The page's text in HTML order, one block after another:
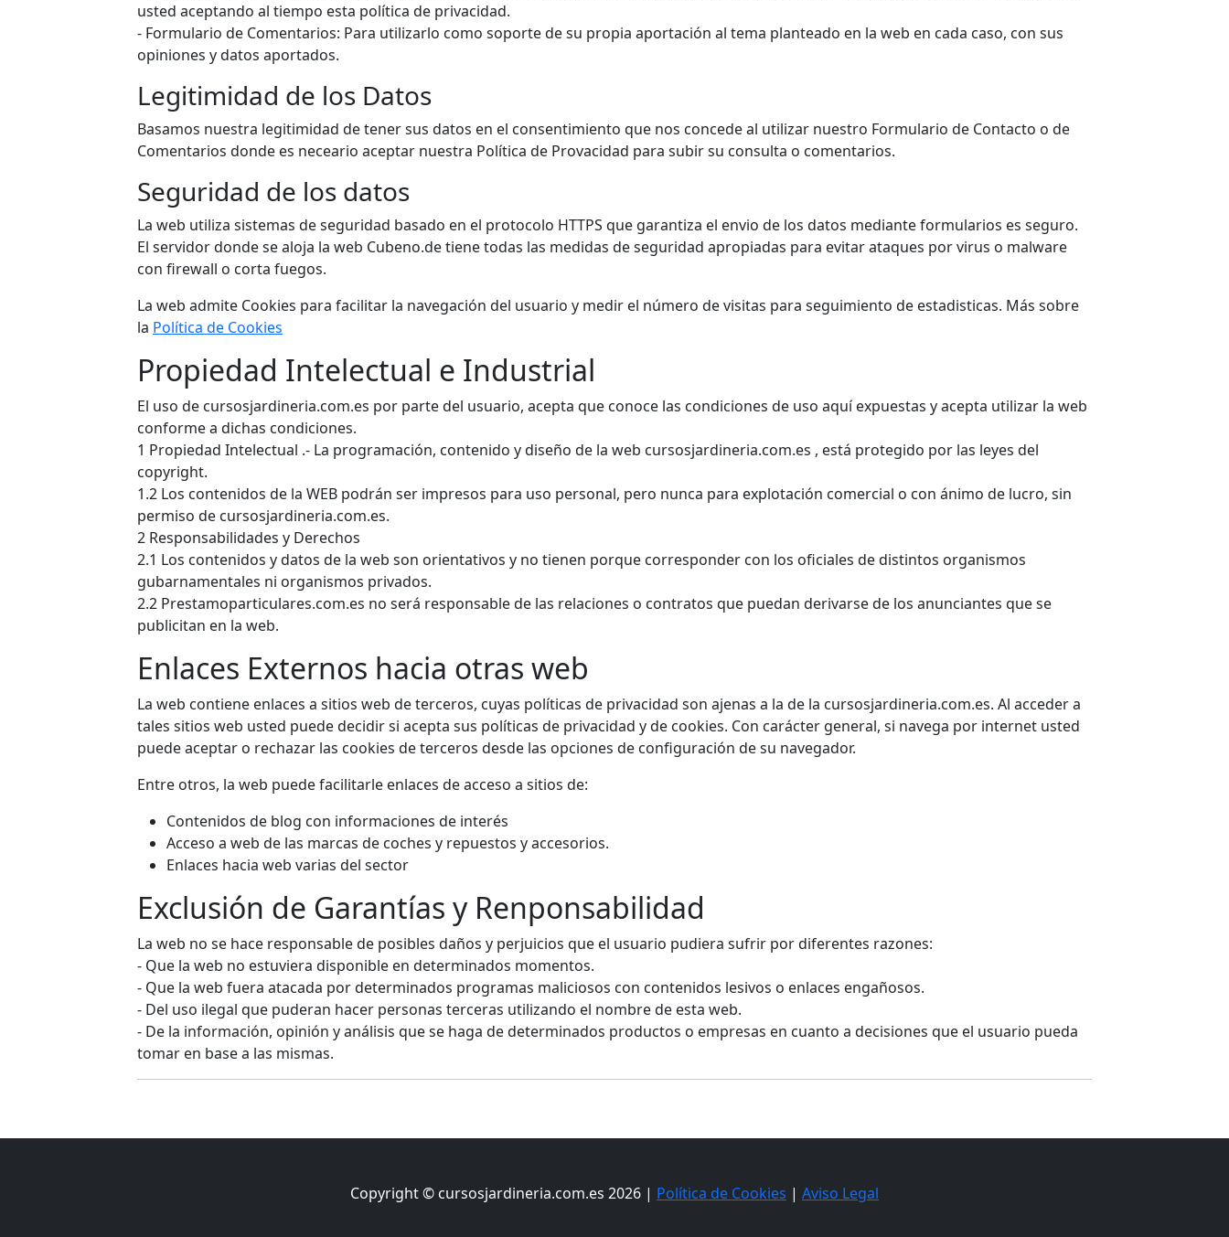
usted aceptando al tiempo esta política de privacidad.
- Formulario de Comentarios: Para utilizarlo como soporte de su propia aportación al tema planteado en la web en cada caso, con sus
opiniones y datos aportados.
Legitimidad de los Datos
Basamos nuestra legitimidad de tener sus datos en el consentimiento que nos concede al utilizar nuestro Formulario de Contacto o de
Comentarios donde es neceario aceptar nuestra Política de Provacidad para subir su consulta o comentarios.
Seguridad de los datos
La web utiliza sistemas de seguridad basado en el protocolo HTTPS que garantiza el envio de los datos mediante formularios es seguro.
El servidor donde se aloja la web Cubeno.de tiene todas las medidas de seguridad apropiadas para evitar ataques por virus o malware
con firewall o corta fuegos.
La web admite Cookies para facilitar la navegación del usuario y medir el número de visitas para seguimiento de estadisticas. Más sobre
la Política de Cookies
Propiedad Intelectual e Industrial
El uso de cursosjardineria.com.es por parte del usuario, acepta que conoce las condiciones de uso aquí expuestas y acepta utilizar la web
conforme a dichas condiciones.
1 Propiedad Intelectual .- La programación, contenido y diseño de la web cursosjardineria.com.es , está protegido por las leyes del
copyright.
1.2 Los contenidos de la WEB podrán ser impresos para uso personal, pero nunca para explotación comercial o con ánimo de lucro, sin
permiso de cursosjardineria.com.es.
2 Responsabilidades y Derechos
2.1 Los contenidos y datos de la web son orientativos y no tienen porque corresponder con los oficiales de distintos organismos
gubarnamentales ni organismos privados.
2.2 Prestamoparticulares.com.es no será responsable de las relaciones o contratos que puedan derivarse de los anunciantes que se
publicitan en la web.
Enlaces Externos hacia otras web
La web contiene enlaces a sitios web de terceros, cuyas políticas de privacidad son ajenas a la de la cursosjardineria.com.es. Al acceder a
tales sitios web usted puede decidir si acepta sus políticas de privacidad y de cookies. Con carácter general, si navega por internet usted
puede aceptar o rechazar las cookies de terceros desde las opciones de configuración de su navegador.
Entre otros, la web puede facilitarle enlaces de acceso a sitios de:
Contenidos de blog con informaciones de interés
Acceso a web de las marcas de coches y repuestos y accesorios.
Enlaces hacia web varias del sector
Exclusión de Garantías y Renponsabilidad
La web no se hace responsable de posibles daños y perjuicios que el usuario pudiera sufrir por diferentes razones:
- Que la web no estuviera disponible en determinados momentos.
- Que la web fuera atacada por determinados programas maliciosos con contenidos lesivos o enlaces engañosos.
- Del uso ilegal que puderan hacer personas terceras utilizando el nombre de esta web.
- De la información, opinión y análisis que se haga de determinados productos o empresas en cuanto a decisiones que el usuario pueda
tomar en base a las mismas.
Copyright © cursosjardineria.com.es 2026 | Política de Cookies | Aviso Legal